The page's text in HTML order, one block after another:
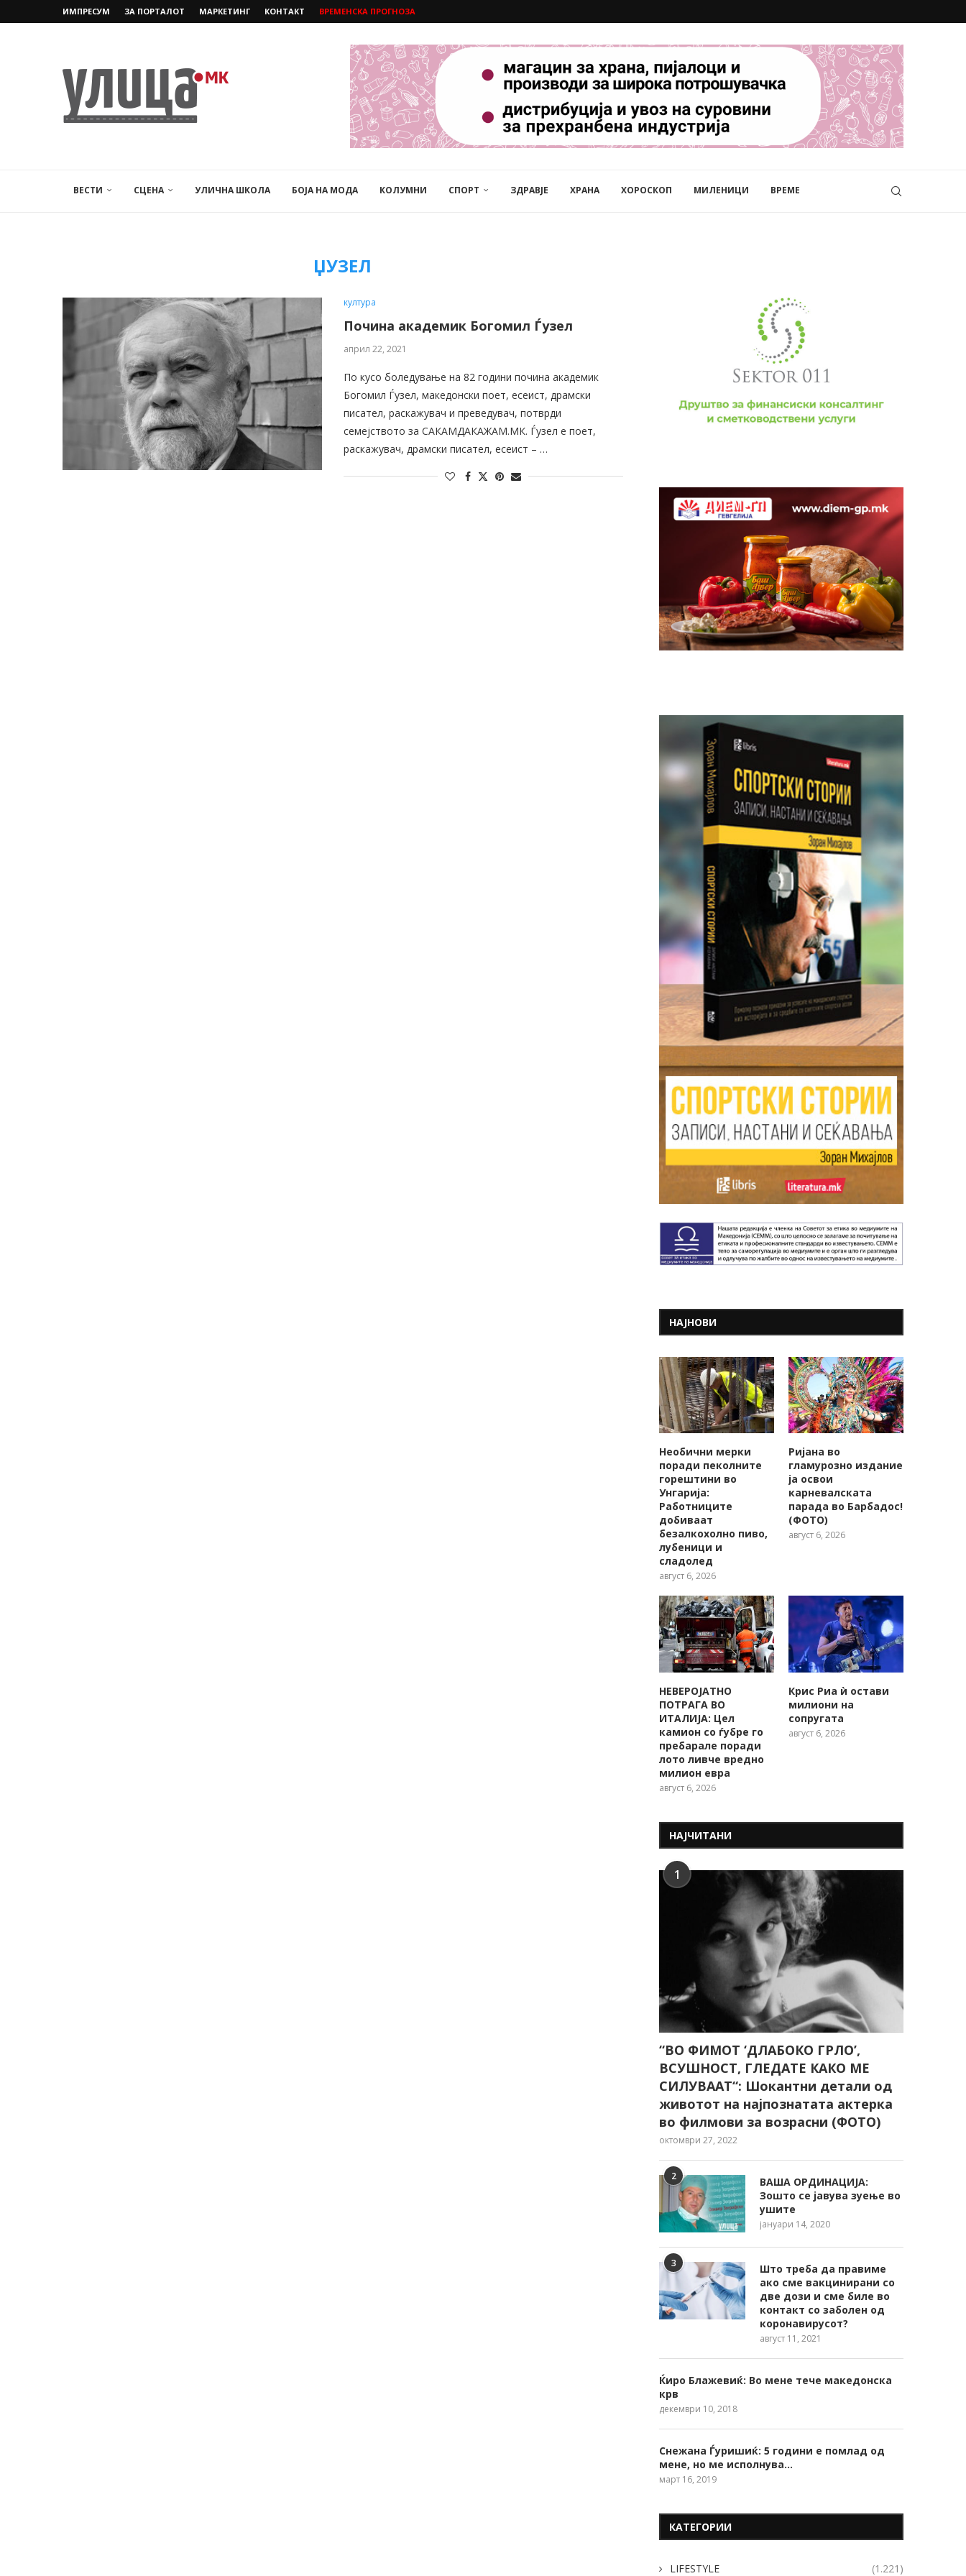
ИМПРЕСУМ ЗА ПОРТАЛОТ МАРКЕТИНГ КОНТАКТ ВРЕМЕНСКА ПРОГНОЗА
ВЕСТИ СЦЕНА УЛИЧНА ШКОЛА БОЈА НА МОДА КОЛУМНИ СПОРТ ЗДРАВЈЕ ХРАНА ХОРОСКОП МИЛЕНИЦИ ВРЕМЕ
ЏУЗЕЛ
култура
Почина академик Богомил Ѓузел
април 22, 2021
По кусо боледување на 82 години почина академик
Богомил Ѓузел, македонски поет, есеист, драмски
писател, раскажувач и преведувач, потврди
семејството за САКАМДАКАЖАМ.МК. Ѓузел е поет,
раскажувач, драмски писател, есеист – …
НАЈНОВИ
Необични мерки
поради пеколните
горештини во
Унгарија:
Работниците
добиваат
безалкохолно пиво,
лубеници и
сладолед
август 6, 2026
Ријана во
гламурозно издание
ја освои
карневалската
парада во Барбадос!
(ФОТО)
август 6, 2026
НЕВЕРОЈАТНО
ПОТРАГА ВО
ИТАЛИЈА: Цел
камион со ѓубре го
пребарале поради
лото ливче вредно
милион евра
август 6, 2026
Крис Риа ѝ остави
милиони на
сопругата
август 6, 2026
НАЈЧИТАНИ
1
“ВО ФИМОТ ‘ДЛАБОКО ГРЛО’,
ВСУШНОСТ, ГЛЕДАТЕ КАКО МЕ
СИЛУВААТ“: Шокантни детали од
животот на најпознатата актерка
во филмови за возрасни (ФОТО)
октомври 27, 2022
2
ВАША ОРДИНАЦИЈА:
Зошто се јавува зуење во
ушите
јануари 14, 2020
3
Што треба да правиме
ако сме вакцинирани со
две дози и сме биле во
контакт со заболен од
коронавирусот?
август 11, 2021
Ќиро Блажевиќ: Во мене тече македонска
крв
декември 10, 2018
Снежана Ѓуришиќ: 5 години е помлад од
мене, но ме исполнува…
март 16, 2019
КАТЕГОРИИ
LIFESTYLE (1.221)